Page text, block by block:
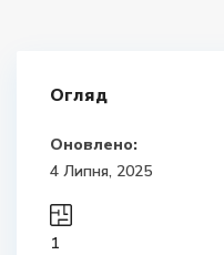
Огляд
Оновлено:
4 Липня, 2025
1